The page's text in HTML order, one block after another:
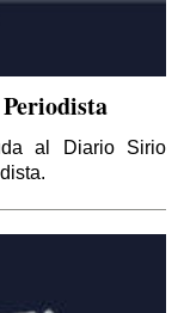
al Diario Sirio